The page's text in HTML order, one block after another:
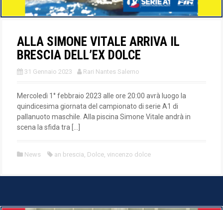
ALLA SIMONE VITALE ARRIVA IL
BRESCIA DELL’EX DOLCE
31 Gennaio 2023 Rari Nantes Salerno
Mercoledì 1° febbraio 2023 alle ore 20:00 avrà luogo la
quindicesima giornata del campionato di serie A1 di
pallanuoto maschile. Alla piscina Simone Vitale andrà in
scena la sfida tra […]
News an brescia, Dolce, vincenzo dolce